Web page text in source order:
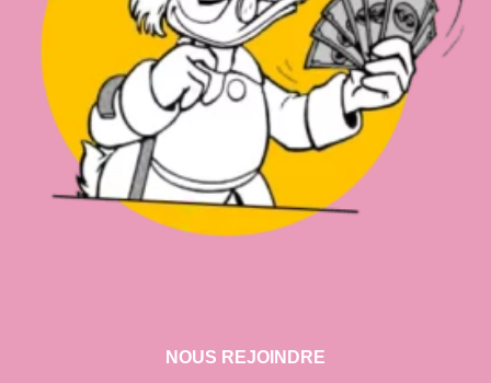
NOUS REJOINDRE